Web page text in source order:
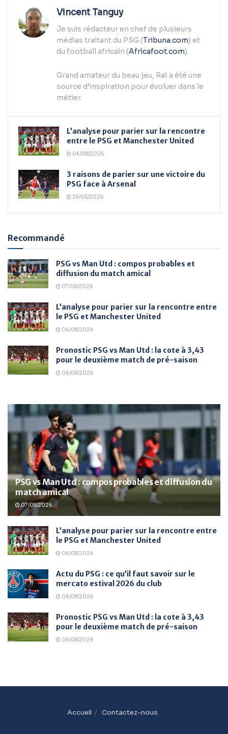
Vincent Tanguy
Je suis rédacteur en chef de plusieurs
médias traitant du PSG (Tribuna.com) et
du football africain (Africafoot.com).
Grand amateur du beau jeu, Raï a été une
source d’inspiration pour évoluer dans le
métier.
L’analyse pour parier sur la rencontre
entre le PSG et Manchester United
06/08/2026
3 raisons de parier sur une victoire du
PSG face à Arsenal
29/05/2026
Recommandé
PSG vs Man Utd : compos probables et
diffusion du match amical
07/08/2026
L’analyse pour parier sur la rencontre entre
le PSG et Manchester United
06/08/2026
Pronostic PSG vs Man Utd : la cote à 3,43
pour le deuxième match de pré-saison
06/08/2026
PSG vs Man Utd : compos probables et diffusion du
match amical
07/08/2026
L’analyse pour parier sur la rencontre entre
le PSG et Manchester United
06/08/2026
Actu du PSG : ce qu’il faut savoir sur le
mercato estival 2026 du club
06/08/2026
Pronostic PSG vs Man Utd : la cote à 3,43
pour le deuxième match de pré-saison
06/08/2026
Accueil Contactez-nous